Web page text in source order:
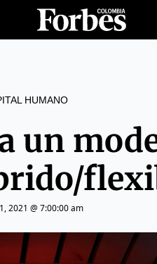
HUMANO
un
2021 @ 7:00:00 am